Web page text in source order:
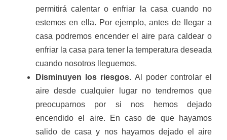
permitirá calentar o enfriar la casa cuando no
estemos en ella. Por ejemplo, antes de llegar a
casa podremos encender el aire para caldear o
enfriar la casa para tener la temperatura deseada
cuando nosotros lleguemos.
Disminuyen los riesgos. Al poder controlar el
aire desde cualquier lugar no tendremos que
preocuparnos por si nos hemos dejado
encendido el aire. En caso de que hayamos
salido de casa y nos hayamos dejado el aire